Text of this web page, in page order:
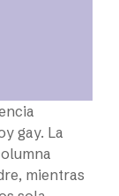
gay. La
mientras